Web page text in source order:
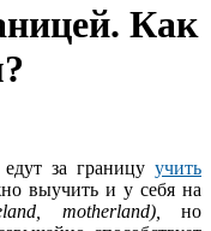
Как
за границу учить
выучить и у себя на
motherland), но